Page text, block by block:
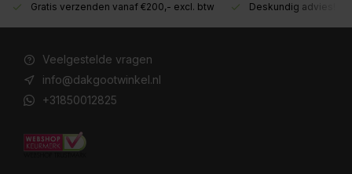
Gratis verzenden vanaf €200,- excl. btw Deskundig advies!
Veelgestelde vragen
info@dakgootwinkel.nl
+31850012825